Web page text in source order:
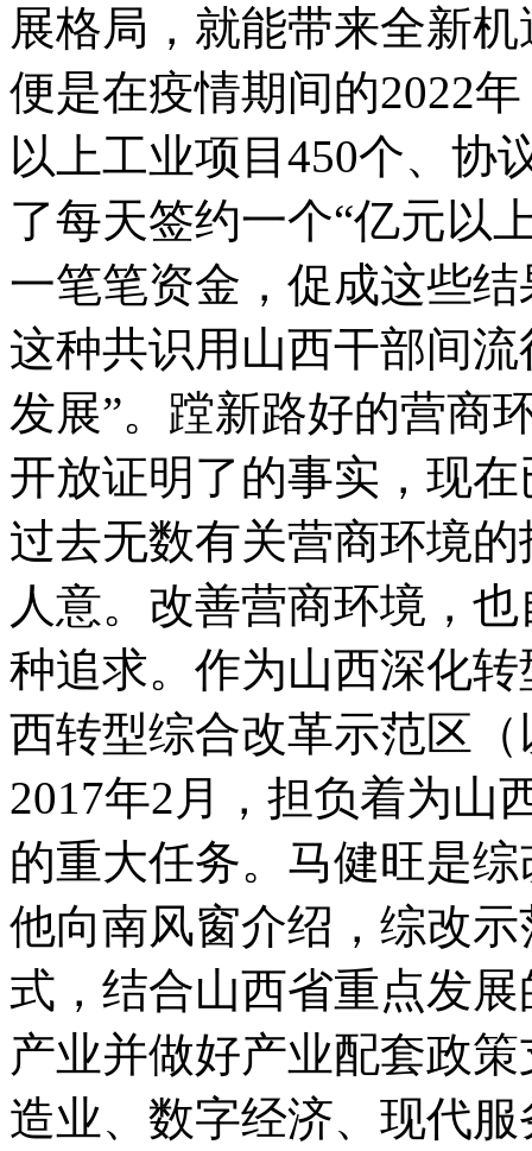
展格局，就能带来全新
便是在疫情期间的2022
以上工业项目450个、协
了每天签约一个“亿元以
一笔笔资金，促成这些
这种共识用山西干部间
发展”。蹚新路好的营商
开放证明了的事实，现
过去无数有关营商环境
人意。改善营商环境，
种追求。作为山西深化
西转型综合改革示范区
2017年2月，担负着为山
的重大任务。马健旺是
他向南风窗介绍，综改
式，结合山西省重点发
产业并做好产业配套政
造业、数字经济、现代